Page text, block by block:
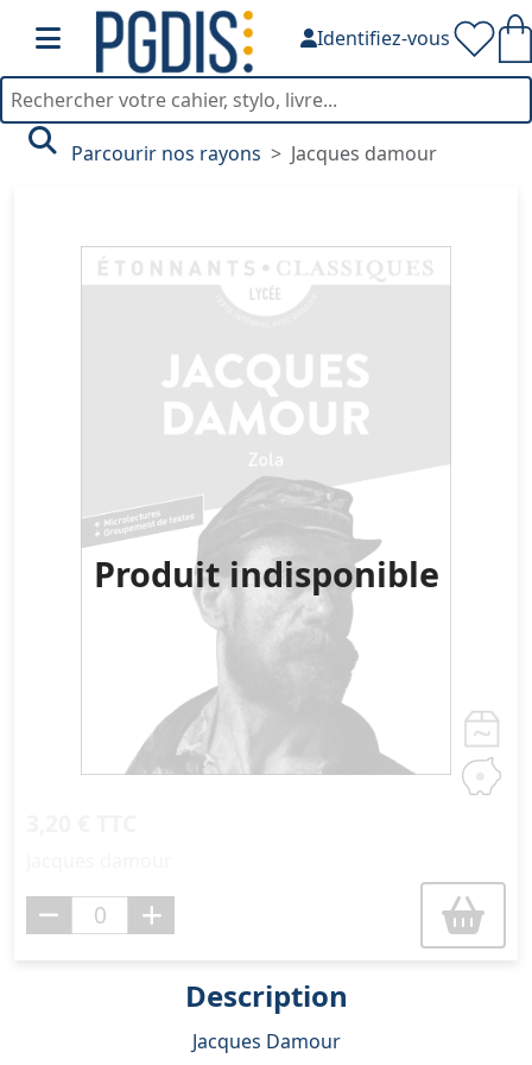
Identifiez-vous
Parcourir nos rayons Jacques damour
Produit indisponible
Description
Jacques Damour